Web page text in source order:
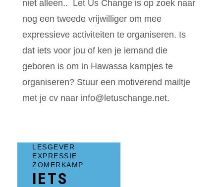
niet alleen.. Let Us Change is op zoek naar
nog een tweede vrijwilliger om mee
expressieve activiteiten te organiseren. Is
dat iets voor jou of ken je iemand die
geboren is om in Hawassa kampjes te
organiseren? Stuur een motiverend mailtje
met je cv naar info@letuschange.net.
LESGEVER
EXPRESSIE
ZOMERKAMP
IETS